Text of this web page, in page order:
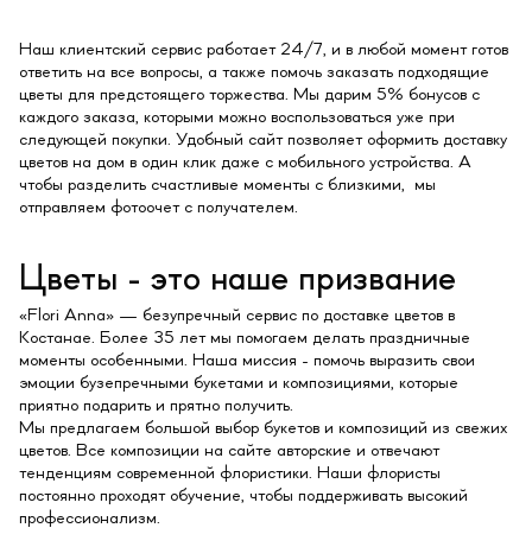
Наш клиентский сервис работает 24/7, и в любой момент готов
ответить на все вопросы, а также помочь заказать подходящие
цветы для предстоящего торжества. Мы дарим 5% бонусов с
каждого заказа, которыми можно воспользоваться уже при
следующей покупки. Удобный сайт позволяет оформить доставку
цветов на дом в один клик даже с мобильного устройства. А
чтобы разделить счастливые моменты с близкими, мы
отправляем фотоочет с получателем.
Цветы - это наше призвание
«Flori Anna» — безупречный сервис по доставке цветов в
Костанае. Более 35 лет мы помогаем делать праздничные
моменты особенными. Наша миссия - помочь выразить свои
эмоции бузепречными букетами и композициями, которые
приятно подарить и прятно получить.
Мы предлагаем большой выбор букетов и композиций из свежих
цветов. Все композиции на сайте авторские и отвечают
тенденциям современной флористики. Наши флористы
постоянно проходят обучение, чтобы поддерживать высокий
профессионализм.